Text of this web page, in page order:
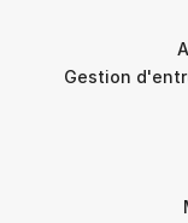
Gestion